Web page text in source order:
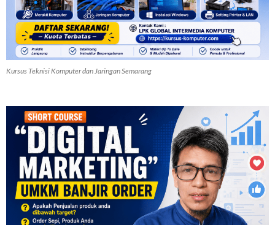
Kursus Teknisi Komputer dan Jaringan Semarang